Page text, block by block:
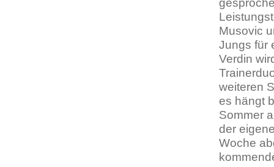
Musovic
Jungs für
Verdin
weiteren
es hängt
Sommer
der
Woche